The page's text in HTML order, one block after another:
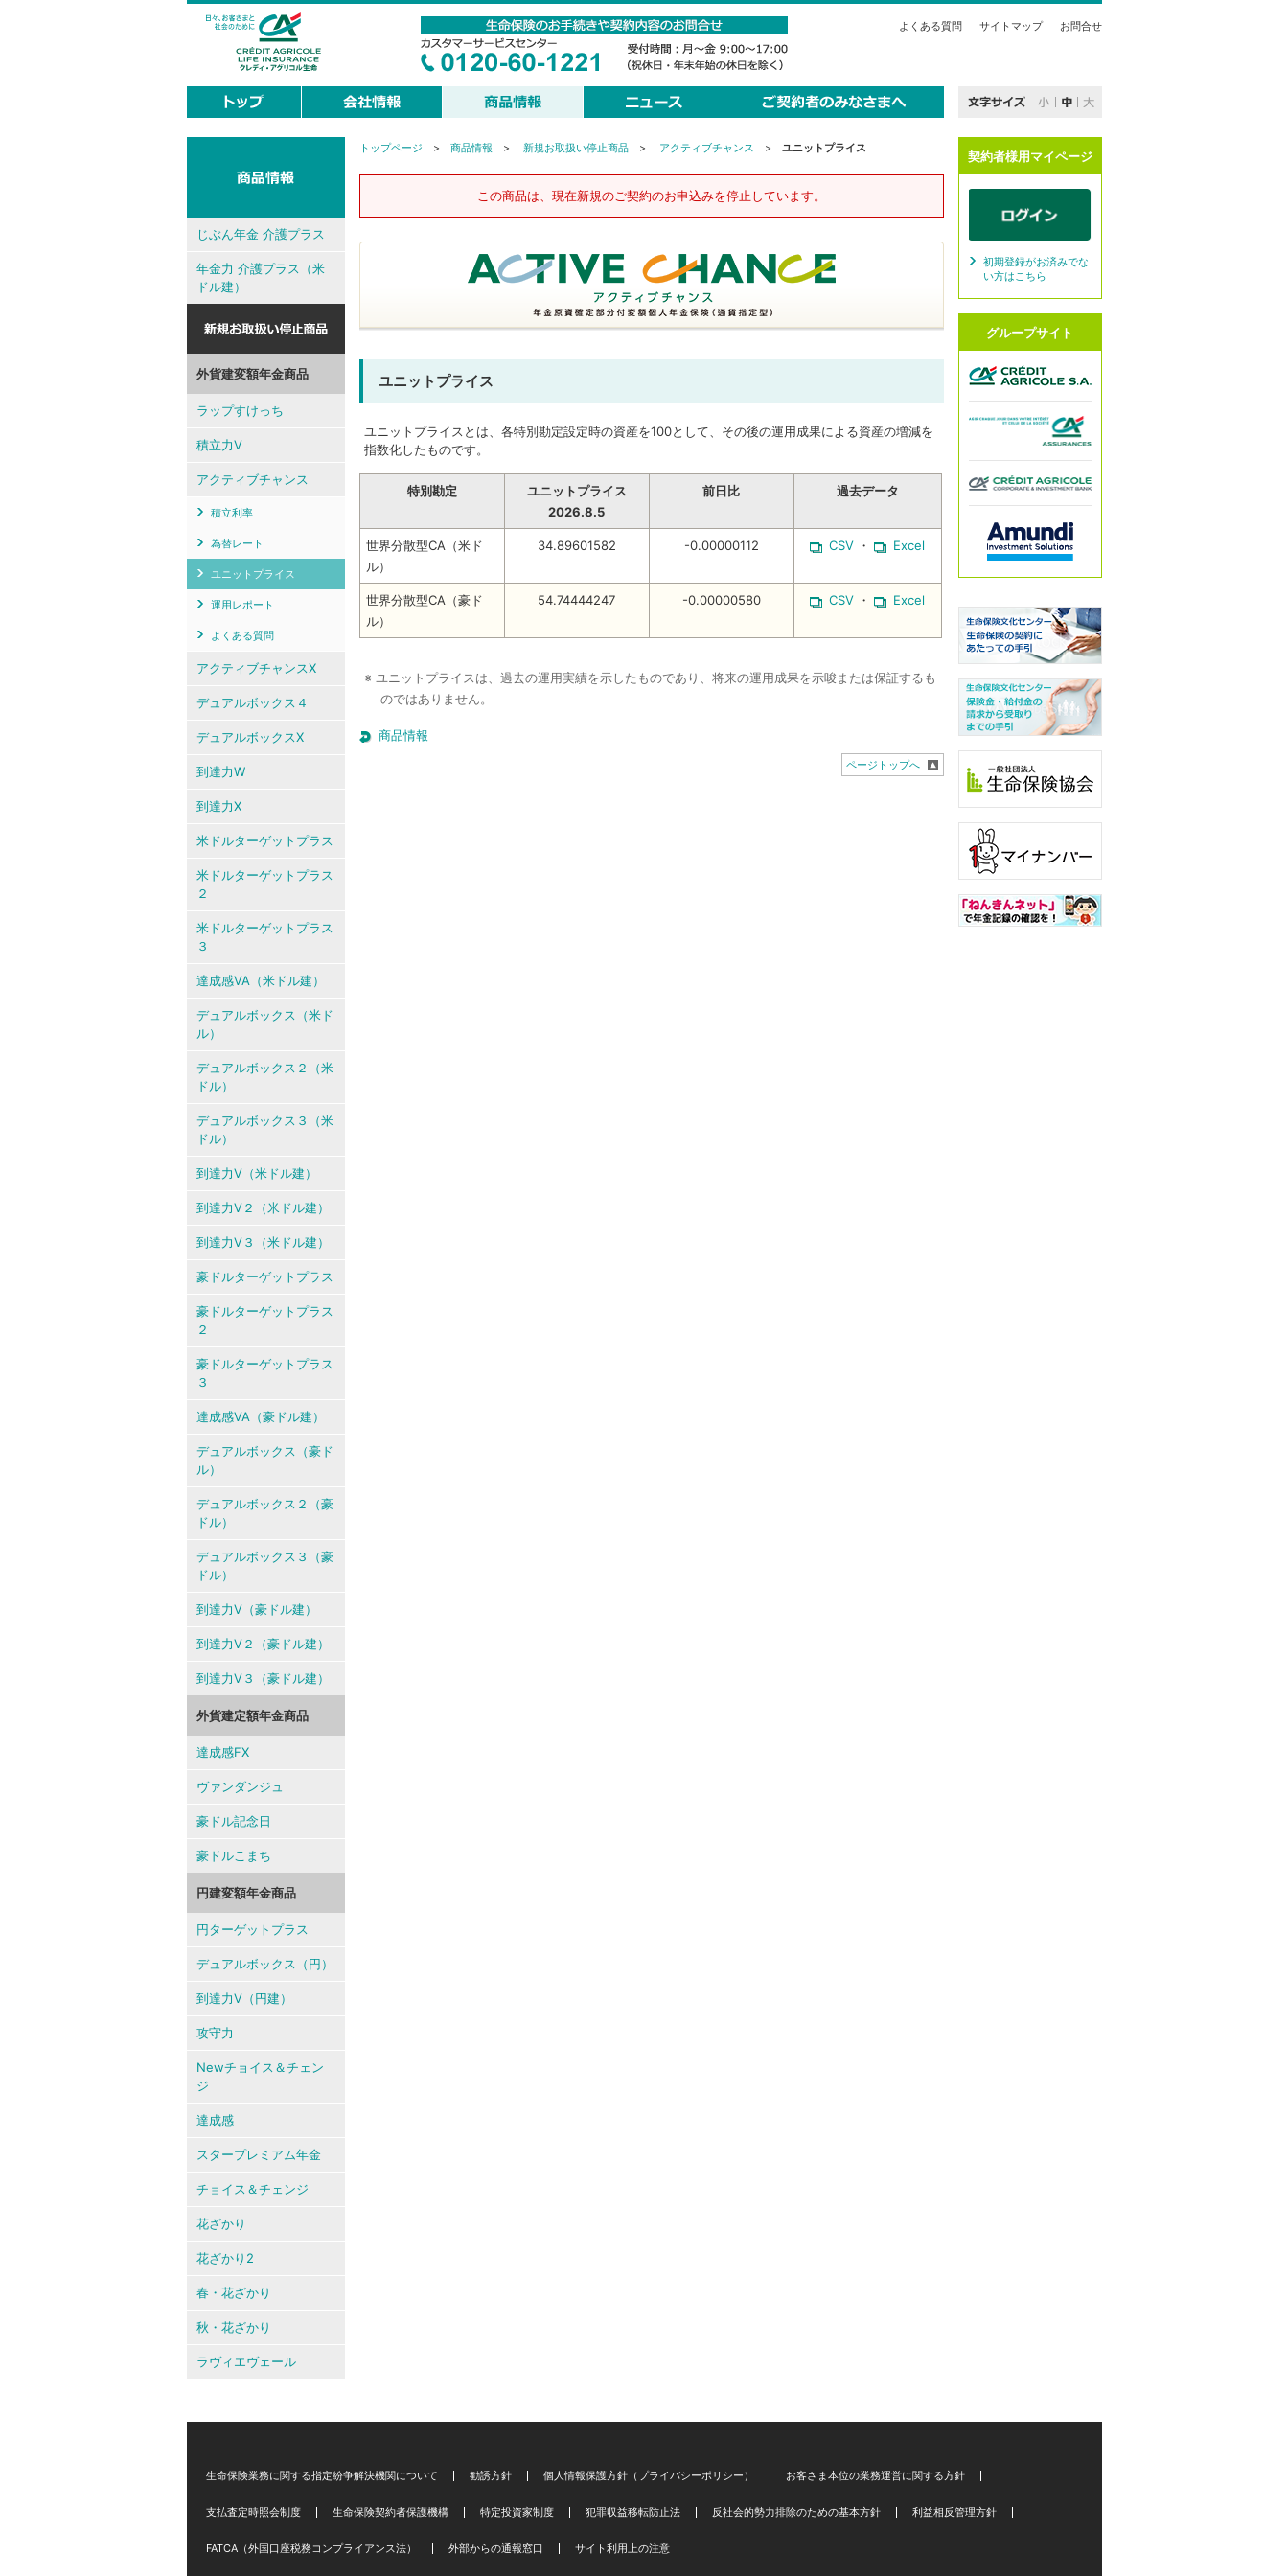
よくある質問 サイトマップ お問合せ
現
トップページ > 商品情報 > 新規お取扱い停止商品> アクティブチャンス > ユニットプライス
この商品は、現在新規のご契約のお申込みを停止しています。
ユニットプライス
ユニットプライスとは、各特別勘定設定時の資産を100として、その後の運用成果による資産の増減を
指数化したものです。
特別勘定
ユニットプライス
2026.8.5
前日比 過去データ
世界分散型CA（米ド
ル）
34.89601582 -0.00000112 CSV ・ Excel
世界分散型CA（豪ド
ル）
54.74444247 -0.00000580 CSV ・ Excel
※ ユニットプライスは、過去の運用実績を示したものであり、将来の運用成果を示唆または保証するも
のではありません。
商品情報
ページトップへ
じぶん年金 介護プラス
年金力 介護プラス（米
ドル建）
外貨建変額年金商品
ラップすけっち
積立力V
アクティブチャンス
積立利率
為替レート
ユニットプライス
運用レポート
よくある質問
アクティブチャンスX
デュアルボックス４
デュアルボックスX
到達力W
到達力X
米ドルターゲットプラス
米ドルターゲットプラス
２
米ドルターゲットプラス
３
達成感VA（米ドル建）
デュアルボックス（米ド
ル）
デュアルボックス２（米
ドル）
デュアルボックス３（米
ドル）
到達力V（米ドル建）
到達力V２（米ドル建）
到達力V３（米ドル建）
豪ドルターゲットプラス
豪ドルターゲットプラス
２
豪ドルターゲットプラス
３
達成感VA（豪ドル建）
デュアルボックス（豪ド
ル）
デュアルボックス２（豪
ドル）
デュアルボックス３（豪
ドル）
到達力V（豪ドル建）
到達力V２（豪ドル建）
到達力V３（豪ドル建）
外貨建定額年金商品
達成感FX
ヴァンダンジュ
豪ドル記念日
豪ドルこまち
円建変額年金商品
円ターゲットプラス
デュアルボックス（円）
到達力V（円建）
攻守力
Newチョイス＆チェン
ジ
達成感
スタープレミアム年金
チョイス＆チェンジ
花ざかり
花ざかり2
春・花ざかり
秋・花ざかり
ラヴィエヴェール
契約者様用マイページ
初期登録がお済みでな
い方はこちら
グループサイト
生命保険業務に関する指定紛争解決機関について 勧誘方針 個人情報保護方針（プライバシーポリシー） お客さま本位の業務運営に関する方針
支払査定時照会制度 生命保険契約者保護機構 特定投資家制度 犯罪収益移転防止法 反社会的勢力排除のための基本方針 利益相反管理方針
FATCA（外国口座税務コンプライアンス法） 外部からの通報窓口 サイト利用上の注意